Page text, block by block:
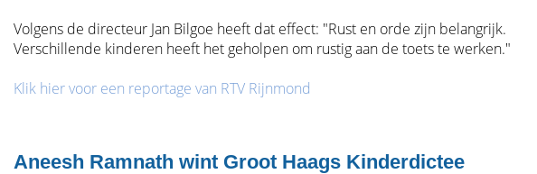
Volgens de directeur Jan Bilgoe heeft dat effect: "Rust en orde zijn belangrijk.
Verschillende kinderen heeft het geholpen om rustig aan de toets te werken."
Klik hier voor een reportage van RTV Rijnmond
Aneesh Ramnath wint Groot Haags Kinderdictee